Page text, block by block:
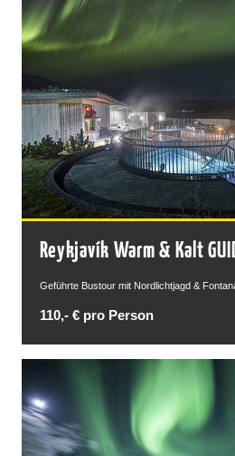
Reykjavík Warm & Kalt
Geführte Bustour mit Nordlichtjagd &
110,- € pro Person